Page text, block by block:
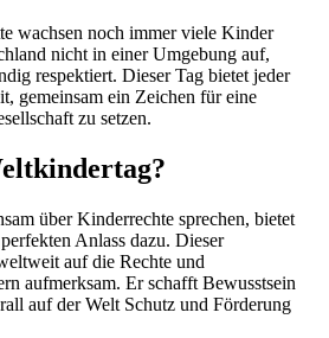
wachsen noch immer viele Kinder
nicht in einer Umgebung auf,
respektiert. Dieser Tag bietet jeder
gemeinsam ein Zeichen für eine
zu setzen.
über Kinderrechte sprechen, bietet
Anlass dazu. Dieser
auf die Rechte und
aufmerksam. Er schafft Bewusstsein
auf der Welt Schutz und Förderung